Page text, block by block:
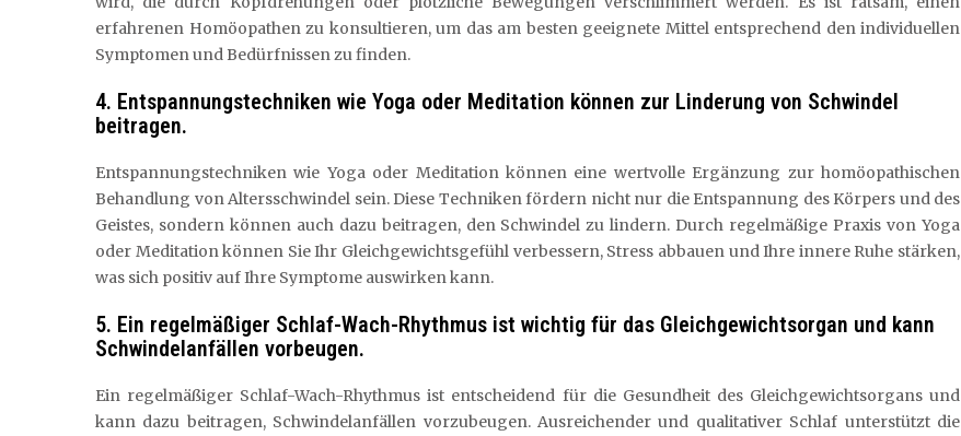
erfahrenen Homöopathen zu konsultieren, um das am besten geeignete Mittel entsprechend den individuellen
Symptomen und Bedürfnissen zu finden.
4. Entspannungstechniken wie Yoga oder Meditation können zur Linderung von Schwindel
beitragen.
Entspannungstechniken wie Yoga oder Meditation können eine wertvolle Ergänzung zur homöopathischen
Behandlung von Altersschwindel sein. Diese Techniken fördern nicht nur die Entspannung des Körpers und des
Geistes, sondern können auch dazu beitragen, den Schwindel zu lindern. Durch regelmäßige Praxis von Yoga
oder Meditation können Sie Ihr Gleichgewichtsgefühl verbessern, Stress abbauen und Ihre innere Ruhe stärken,
was sich positiv auf Ihre Symptome auswirken kann.
5. Ein regelmäßiger Schlaf-Wach-Rhythmus ist wichtig für das Gleichgewichtsorgan und kann
Schwindelanfällen vorbeugen.
Ein regelmäßiger Schlaf-Wach-Rhythmus ist entscheidend für die Gesundheit des Gleichgewichtsorgans und
kann dazu beitragen, Schwindelanfällen vorzubeugen. Ausreichender und qualitativer Schlaf unterstützt die